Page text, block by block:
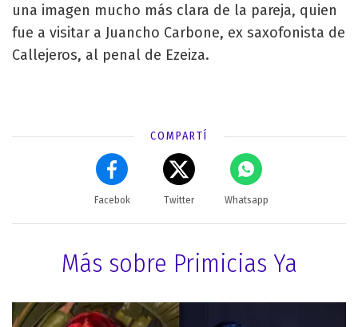
una imagen mucho más clara de la pareja, quien
fue a visitar a Juancho Carbone, ex saxofonista de
Callejeros, al penal de Ezeiza.
COMPARTÍ
Facebok Twitter Whatsapp
Más sobre Primicias Ya